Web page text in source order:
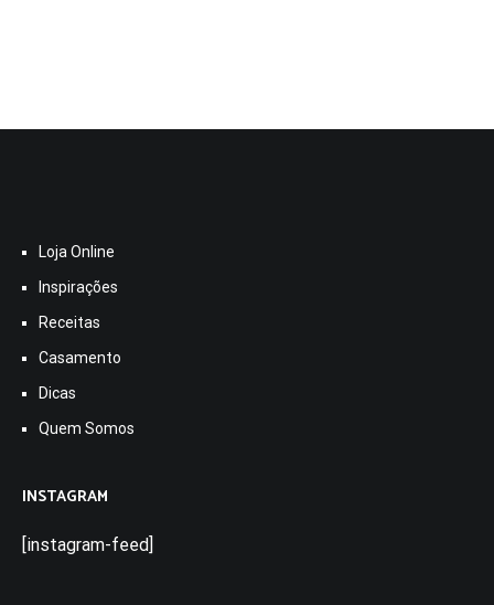
Loja Online
Inspirações
Receitas
Casamento
Dicas
Quem Somos
INSTAGRAM
[instagram-feed]